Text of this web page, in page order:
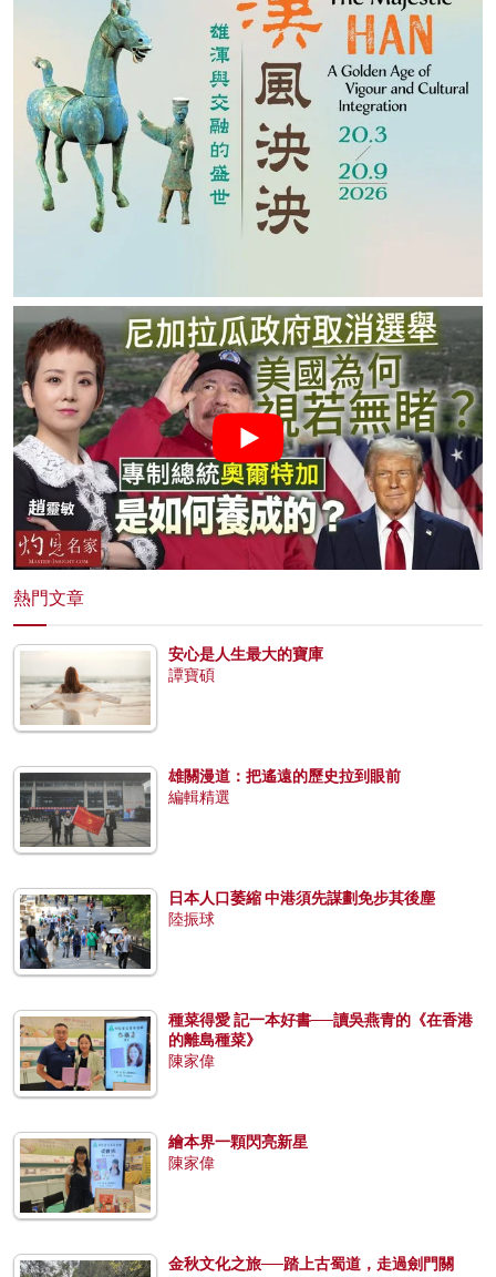
熱門文章
安心是人生最大的寶庫
譚寶碩
雄關漫道：把遙遠的歷史拉到眼前
編輯精選
日本人口萎縮 中港須先謀劃免步其後塵
陸振球
種菜得愛 記一本好書──讀吳燕青的《在香港
的離島種菜》
陳家偉
繪本界一顆閃亮新星
陳家偉
金秋文化之旅──踏上古蜀道，走過劍門關